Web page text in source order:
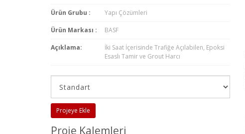
Ürün Grubu : Yapı Çözümleri
Ürün Markası : BASF
Açıklama:
İki Saat İçerisinde Trafiğe Açılabilen, Epoksi
Esaslı Tamir ve Grout Harcı
Projeye Ekle
Proje Kalemleri